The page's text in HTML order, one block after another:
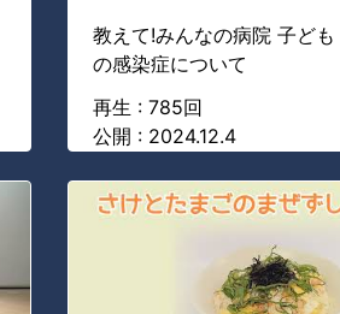
教えて!みんなの病院 子ども
の感染症について
再生 : 785回
公開 : 2024.12.4